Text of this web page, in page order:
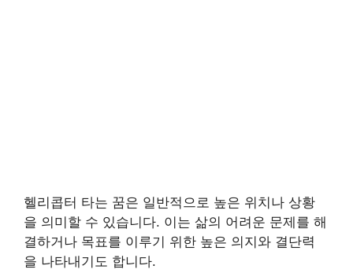
헬리콥터 타는 꿈은 일반적으로 높은 위치나 상황
을 의미할 수 있습니다. 이는 삶의 어려운 문제를 해
결하거나 목표를 이루기 위한 높은 의지와 결단력
을 나타내기도 합니다.